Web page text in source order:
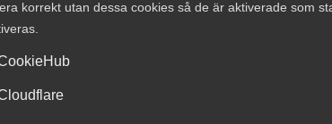
korrekt utan dessa cookies så de är aktiverade som
Debattartiklar
välfärd och den
15 juli Nyheter